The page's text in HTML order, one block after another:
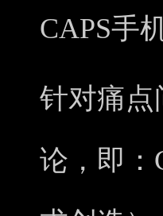
CAPS手
针对痛点
论，即：